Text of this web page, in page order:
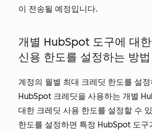
이 전송될 예정입니다.
개별 HubSpot 도구에 대
신용 한도를 설정하는 방법
계정의 월별 최대 크레딧 한도를 설
HubSpot 크레딧을 사용하는 개별
대한 크레딧 사용 한도를 설정할 수
한도를 설정하면 특정 HubSpot 도구